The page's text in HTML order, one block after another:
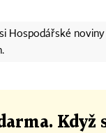
Hospodářské noviny
Když